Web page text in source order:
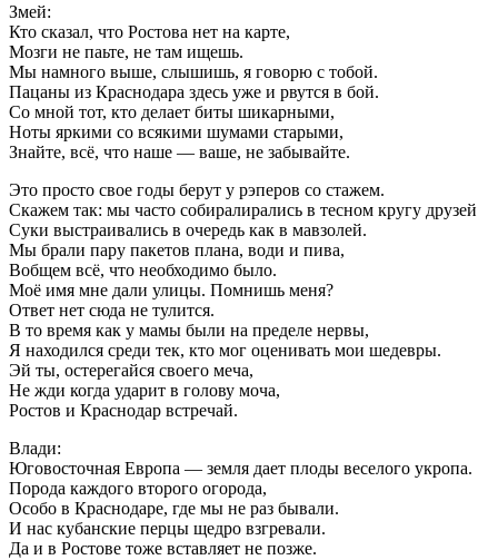
Змей:
Кто сказал, что Ростова нет на карте,
Мозги не паьте, не там ищешь.
Мы намного выше, слышишь, я говорю с тобой.
Пацаны из Краснодара здесь уже и рвутся в бой.
Со мной тот, кто делает биты шикарными,
Ноты яркими со всякими шумами старыми,
Знайте, всё, что наше — ваше, не забывайте.
Это просто свое годы берут у рэперов со стажем.
Скажем так: мы часто собиралирались в тесном кругу друзей
Суки выстраивались в очередь как в мавзолей.
Мы брали пару пакетов плана, води и пива,
Вобщем всё, что необходимо было.
Моё имя мне дали улицы. Помнишь меня?
Ответ нет сюда не тулится.
В то время как у мамы были на пределе нервы,
Я находился среди тек, кто мог оценивать мои шедевры.
Эй ты, остерегайся своего меча,
Не жди когда ударит в голову моча,
Ростов и Краснодар встречай.
Влади:
Юговосточная Европа — земля дает плоды веселого укропа.
Порода каждого второго огорода,
Особо в Краснодаре, где мы не раз бывали.
И нас кубанские перцы щедро взгревали.
Да и в Ростове тоже вставляет не позже.